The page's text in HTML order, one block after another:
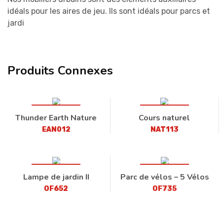
idéals pour les aires de jeu. Ils sont idéals pour parcs et
jardi
Produits Connexes
Thunder Earth Nature
EAN012
Cours naturel
NAT113
Lampe de jardin II
OF652
Parc de vélos – 5 Vélos
OF735